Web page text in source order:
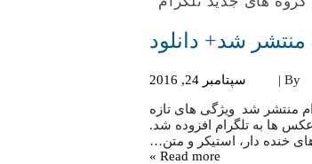
منتشر شد+ دانلود
By | سپتامبر 24, 2016
منتشر شد ویژگی هاى تازه
و عکس ها به تلگرام افزوده شد.
خنده دار، استیکر و متن…
Read more »